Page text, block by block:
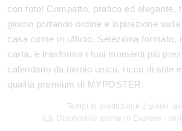
con foto! Compatto, pratico ed elegante,
giorno portando ordine e ispirazione
casa come in ufficio. Seleziona formato,
carta, e trasforma i tuoi momenti più
calendario da tavolo unico, ricco di stile
qualità premium di MYPOSTER.
Tempi di produzione 2 giorni
Disponibile anche in Express -